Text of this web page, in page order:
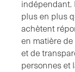
indépendant.
plus en plus
achètent
en matière
et de
personnes et